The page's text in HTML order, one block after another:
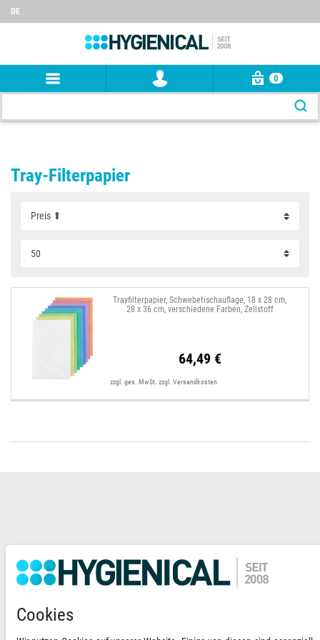
DE
0
Tray-Filterpapier
Trayfilterpapier, Schwebetischauflage, 18 x 28 cm,
28 x 36 cm, verschiedene Farben, Zellstoff
64,49 €
zzgl. ges. MwSt. zzgl.Versandkosten
Mein Konto
Informationen
Newsletter abonnieren
Cookies